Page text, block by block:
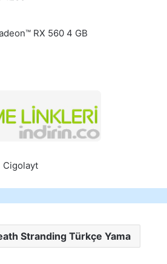
RX 560 4 GB
Cigolayt
Stranding Türkçe Yama